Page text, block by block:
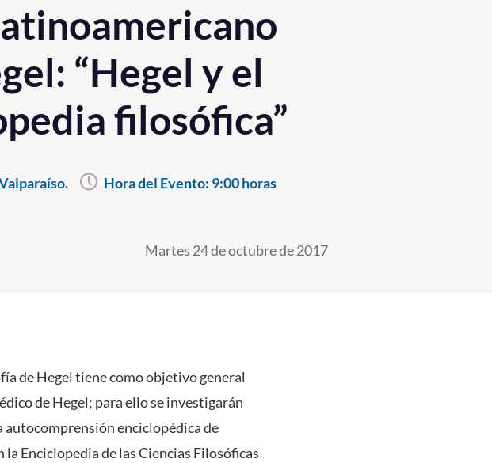
“Hegel y el
filosófica”
Hora del Evento: 9:00 horas
Martes 24 de octubre de 2017
de Hegel tiene como objetivo general
de Hegel; para ello se investigarán
enciclopédica de
Enciclopedia de las Ciencias Filosóficas